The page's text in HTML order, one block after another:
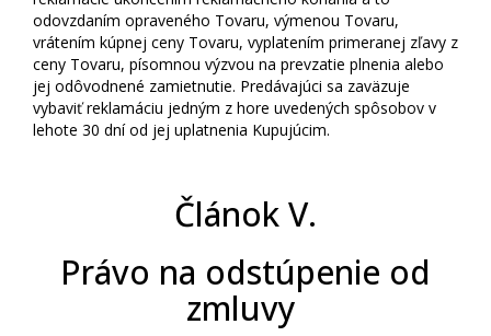
odovzdaním opraveného Tovaru, výmenou Tovaru,
vrátením kúpnej ceny Tovaru, vyplatením primeranej zľavy z
ceny Tovaru, písomnou výzvou na prevzatie plnenia alebo
jej odôvodnené zamietnutie. Predávajúci sa zaväzuje
vybaviť reklamáciu jedným z hore uvedených spôsobov v
lehote 30 dní od jej uplatnenia Kupujúcim.
Článok V.
Právo na odstúpenie od
zmluvy